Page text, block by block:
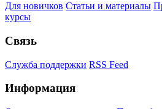
Для новичков Статьи и материалы
курсы
Связь
Служба поддержки RSS Feed
Информация